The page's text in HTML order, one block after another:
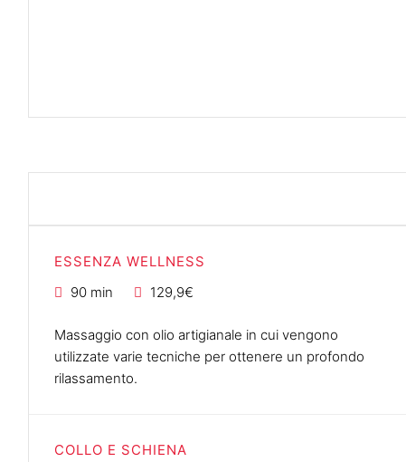
ESSENZA WELLNESS
90 min
129,9€
Massaggio con olio artigianale in cui vengono
utilizzate varie tecniche per ottenere un profondo
rilassamento.
COLLO E SCHIENA